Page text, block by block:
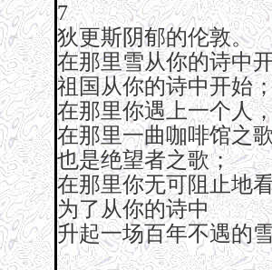
7
狄更斯阴郁的伦敦。
在那里雪从你的诗中
祖国从你的诗中开始
在那里你遇上一个人
在那里一曲咖啡馆之
也是绝望者之歌；
在那里你无可阻止地
为了从你的诗中
升起一场百年不遇